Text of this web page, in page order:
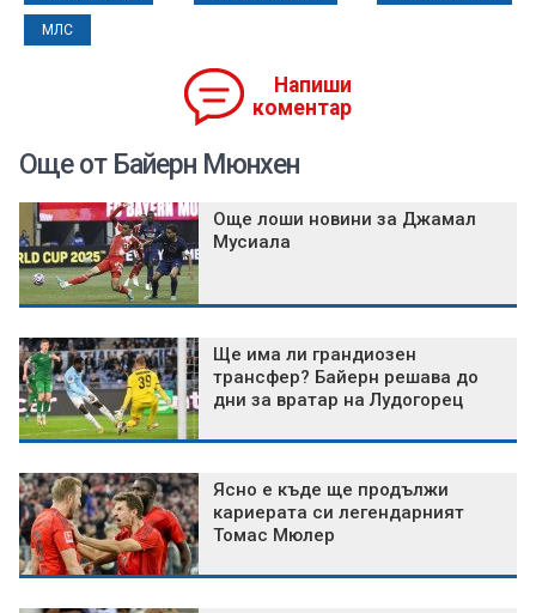
МЛС
Напиши
коментар
Още от Байерн Мюнхен
Още лоши новини за Джамал
Мусиала
Ще има ли грандиозен
трансфер? Байерн решава до
дни за вратар на Лудогорец
Ясно е къде ще продължи
кариерата си легендарният
Томас Мюлер